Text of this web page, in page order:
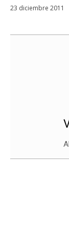
23 diciembre 2011